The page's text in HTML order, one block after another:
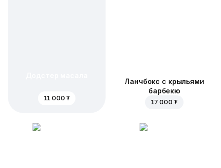
11 000 ₮
Ланчбокс с крыльями
барбекю
17 000 ₮